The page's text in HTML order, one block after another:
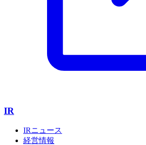
IR
IRニュース
経営情報